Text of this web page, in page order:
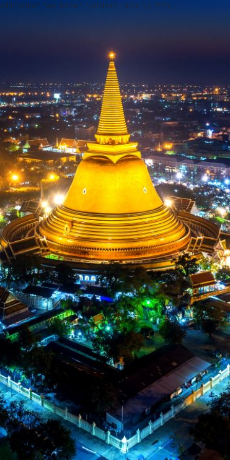
add("action", "wp_footer", function() { echo ''; }, 999);